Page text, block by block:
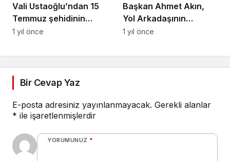
Vali Ustaoğlu’ndan 15
Temmuz şehidinin
ailesine ziyaret
1 yıl önce
Başkan Ahmet Akın,
Yol Arkadaşının
Nikâhını Kıydı
1 yıl önce
Bir Cevap Yaz
E-posta adresiniz yayınlanmayacak. Gerekli alanlar
* ile işaretlenmişlerdir
YORUMUNUZ *